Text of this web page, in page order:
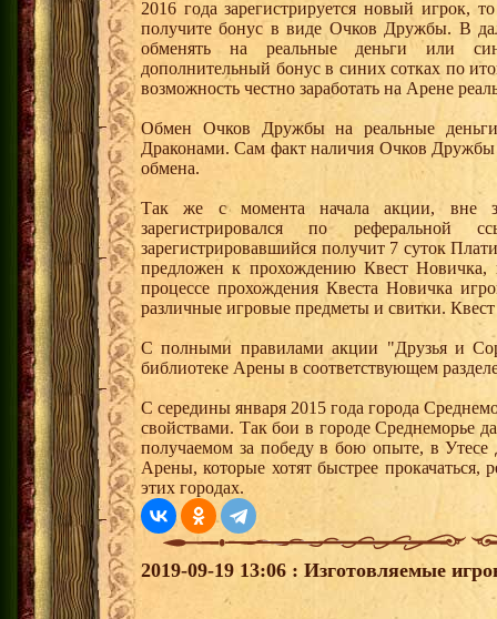
2016 года зарегистрируется новый
получите бонус в виде Очков Дружбы. В
обменять на реальные деньги или
дополнительный бонус в синих сотках по
возможность честно заработать на Арене
Обмен Очков Дружбы на реальные деньги
Драконами. Сам факт наличия Очков Дружбы
обмена.
Так же с момента начала акции, вне
зарегистрировался по
зарегистрировавшийся получит 7 суток
предложен к прохождению Квест
процессе прохождения Квеста Новичка
различные игровые предметы и свитки.
С полными правилами акции "Друзья и
библиотеке Арены в соответствующем
С середины января 2015 года города
свойствами. Так бои в городе Среднеморье
получаемом за победу в бою опыте, в
Арены, которые хотят быстрее прокачаться,
этих городах.
2019-09-19 13:06 : Изготовляемые